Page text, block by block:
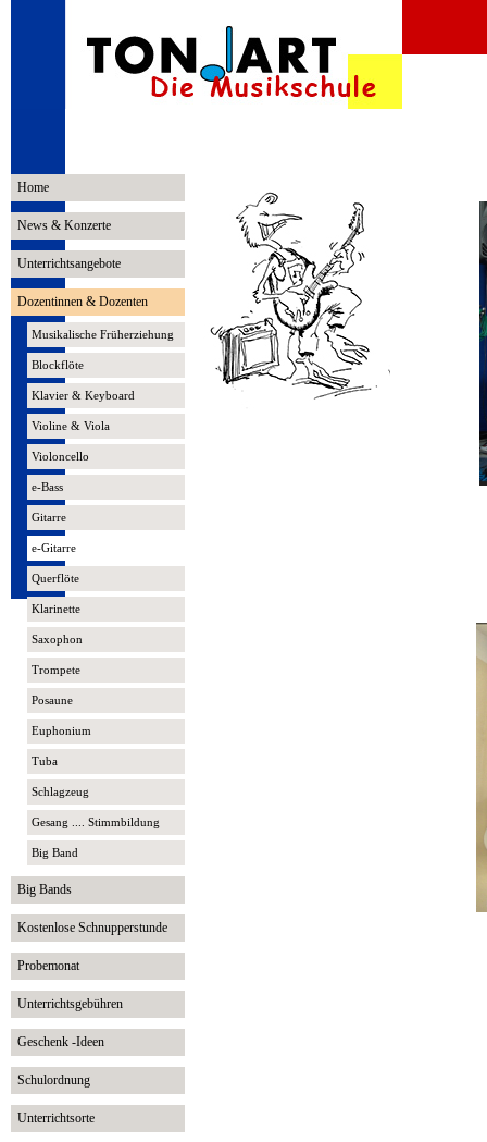
Home
News & Konzerte
Unterrichtsangebote
Dozentinnen & Dozenten
Musikalische Früherziehung
Blockflöte
Klavier & Keyboard
Violine & Viola
Violoncello
e-Bass
Gitarre
e-Gitarre
Querflöte
Klarinette
Saxophon
Trompete
Posaune
Euphonium
Tuba
Schlagzeug
Gesang .... Stimmbildung
Big Band
Big Bands
Kostenlose Schnupperstunde
Probemonat
Unterrichtsgebühren
Geschenk -Ideen
Schulordnung
Unterrichtsorte